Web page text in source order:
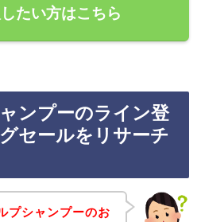
たい方はこちら
ンプーのライン登
セールをリサーチ
プシャンプーのお